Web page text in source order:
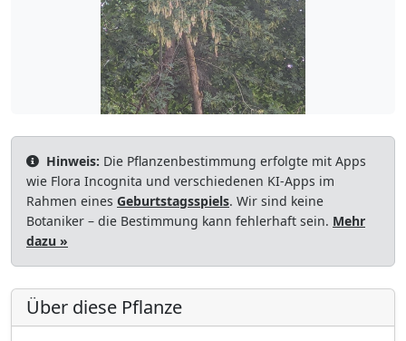
Hinweis: Die Pflanzenbestimmung erfolgte mit Apps
wie Flora Incognita und verschiedenen KI-Apps im
Rahmen eines Geburtstagsspiels. Wir sind keine
Botaniker – die Bestimmung kann fehlerhaft sein. Mehr
dazu »
Über diese Pflanze